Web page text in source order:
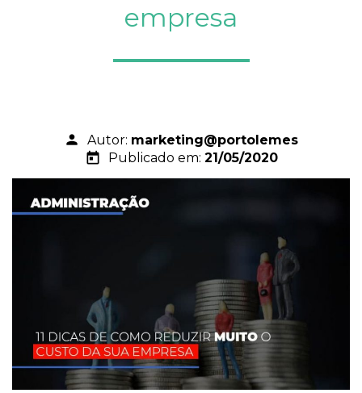
empresa
person Autor: marketing@portolemes
today Publicado em: 21/05/2020